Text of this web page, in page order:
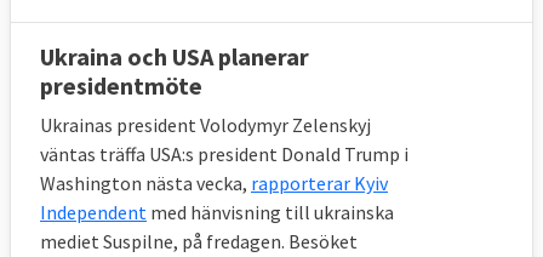
Ukraina och USA planerar
presidentmöte
Ukrainas president Volodymyr Zelenskyj
väntas träffa USA:s president Donald Trump i
Washington nästa vecka, rapporterar Kyiv
Independent med hänvisning till ukrainska
mediet Suspilne, på fredagen. Besöket